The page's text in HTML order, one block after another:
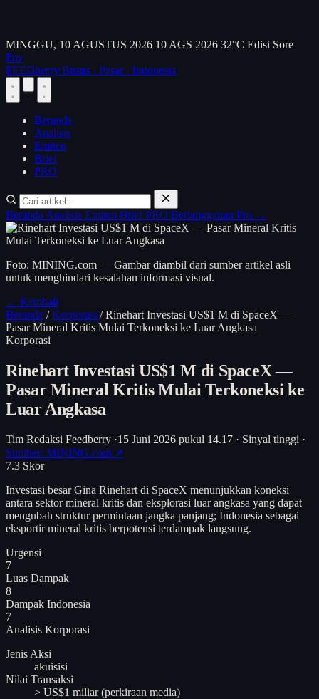
MINGGU, 10 AGUSTUS 2026 10 AGS 2026 32°C Edisi Sore
Pro
FEEDberry Bisnis · Pasar · Indonesia
Beranda
Analisis
Emiten
Brief
PRO
Beranda Analisis Emiten BriefPRO Berlangganan Pro →
Foto: MINING.com — Gambar diambil dari sumber artikel asli
untuk menghindari kesalahan informasi visual.
← Kembali
Beranda / Korporasi / Rinehart Investasi US$1 M di SpaceX —
Pasar Mineral Kritis Mulai Terkoneksi ke Luar Angkasa
Korporasi
Rinehart Investasi US$1 M di SpaceX —
Pasar Mineral Kritis Mulai Terkoneksi ke
Luar Angkasa
Tim Redaksi Feedberry ·15 Juni 2026 pukul 14.17 · Sinyal tinggi ·
Sumber: MINING.com ↗
7.3 Skor
Investasi besar Gina Rinehart di SpaceX menunjukkan koneksi
antara sektor mineral kritis dan eksplorasi luar angkasa yang dapat
mengubah struktur permintaan jangka panjang; Indonesia sebagai
eksportir mineral kritis berpotensi terdampak langsung.
Urgensi
7
Luas Dampak
8
Dampak Indonesia
7
Analisis Korporasi
Jenis Aksi
akuisisi
Nilai Transaksi
> US$1 miliar (perkiraan media)